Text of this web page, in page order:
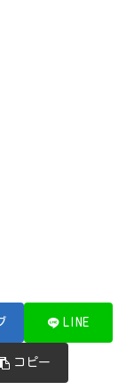
LINE
コピー